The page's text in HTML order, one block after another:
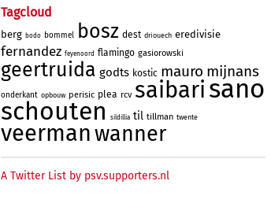
Tagcloud
berg bodo bommel bosz dest driouech eredivisie
fernandez feyenoord flamingo gasiorowski
geertruida godts kostic mauro mijnans
onderkant opbouw perisic plea rcv saibari sano
schouten sildillia til tillman twente
veermanwanner
A Twitter List by psv.supporters.nl